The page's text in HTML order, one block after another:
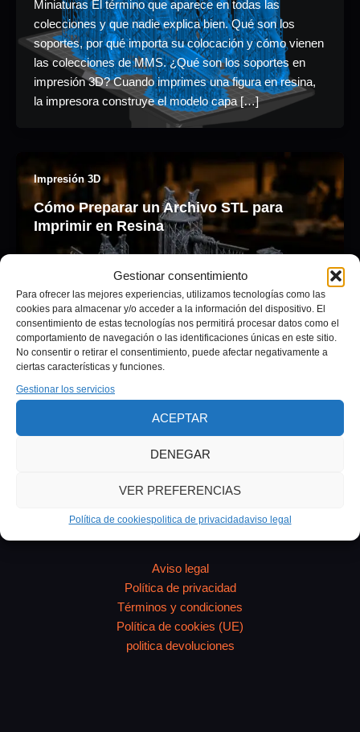
Gestionar consentimiento
Para ofrecer las mejores experiencias, utilizamos tecnologías como las
cookies para almacenar y/o acceder a la información del dispositivo. El
consentimiento de estas tecnologías nos permitirá procesar datos como el
comportamiento de navegación o las identificaciones únicas en este sitio.
No consentir o retirar el consentimiento, puede afectar negativamente a
ciertas características y funciones.
Gestionar los servicios
ACEPTAR
DENEGAR
VER PREFERENCIAS
Política de cookiespolitica de privacidadaviso legal
Miniaturas El término que aparece en todas las
colecciones y que nadie explica bien. Qué son los
soportes, por qué importa su colocación y cómo vienen
las colecciones de MMS. ¿Qué son los soportes en
impresión 3D? Cuando imprimes una figura en resina,
la impresora construye el modelo capa […]
Impresión 3D
Cómo Preparar un Archivo STL para
Imprimir en Resina
Impresión 3D·· Cómo Preparar un Archivo STLpara
Imprimir en Resina Watertight, soportes, escala,
orientación y configuración del slicer. Todo lo que
necesitas antes de lanzar una impresión en resina.
¿Qué es un archivo STL y por qué necesita
preparación? Un archivo STL contiene únicamente la
Aviso legal
Política de privacidad
Términos y condiciones
Política de cookies (UE)
politica devoluciones